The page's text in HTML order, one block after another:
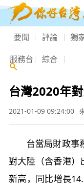
要聞 評論 獨
服務台 綜合
台灣2020年
2021-01-09 09:24:00
台當局財政事務
對大陸（含香港）
新高，同比增長